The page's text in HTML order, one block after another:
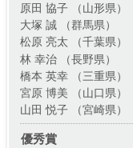
原田 協子 （山形県）
大塚 誠 （群馬県）
松原 亮太 （千葉県）
林 幸治 （長野県）
橋本 英幸 （三重県）
宮原 博美 （山口県）
山田 悦子 （宮崎県）
優秀賞